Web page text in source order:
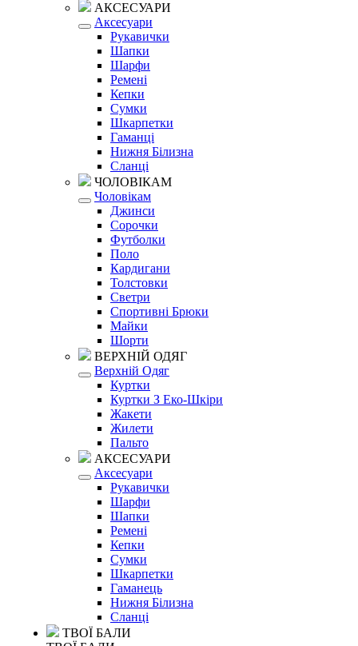
АКСЕСУАРИ
Аксесуари
Рукавички
Шапки
Шарфи
Ремені
Кепки
Сумки
Шкарпетки
Гаманці
Нижня Білизна
Сланці
ЧОЛОВІКАМ
Чоловікам
Джинси
Сорочки
Футболки
Поло
Кардигани
Толстовки
Светри
Спортивні Брюки
Майки
Шорти
ВЕРХНІЙ ОДЯГ
Верхній Одяг
Куртки
Куртки З Еко-Шкіри
Жакети
Жилети
Пальто
АКСЕСУАРИ
Аксесуари
Рукавички
Шарфи
Шапки
Ремені
Кепки
Сумки
Шкарпетки
Гаманець
Нижня Білизна
Сланці
ТВОЇ БАЛИ